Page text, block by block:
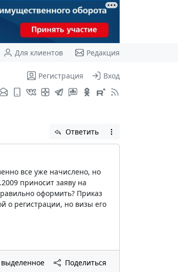
Для клиентов Редакция
Регистрация Вход
Ответить
все уже начислено, но
приносит заяву на
оформить? Приказ
о регистрации, но визы его
Поделиться